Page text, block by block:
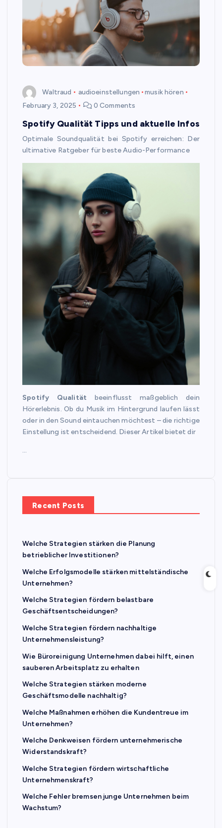
Waltraud audioeinstellungen
musik hören
February 3, 2025
0 Comments
Spotify Qualität Tipps und aktuelle Infos
Optimale Soundqualität bei Spotify erreichen: Der
ultimative Ratgeber für beste Audio-Performance
Spotify Qualität beeinflusst maßgeblich dein
Hörerlebnis. Ob du Musik im Hintergrund laufen lässt
oder in den Sound eintauchen möchtest – die richtige
Einstellung ist entscheidend. Dieser Artikel bietet dir
…
Recent Posts
Welche Strategien stärken die Planung
betrieblicher Investitionen?
Welche Erfolgsmodelle stärken mittelständische
Unternehmen?
Welche Strategien fördern belastbare
Geschäftsentscheidungen?
Welche Strategien fördern nachhaltige
Unternehmensleistung?
Wie Büroreinigung Unternehmen dabei hilft, einen
sauberen Arbeitsplatz zu erhalten
Welche Strategien stärken moderne
Geschäftsmodelle nachhaltig?
Welche Maßnahmen erhöhen die Kundentreue im
Unternehmen?
Welche Denkweisen fördern unternehmerische
Widerstandskraft?
Welche Strategien fördern wirtschaftliche
Unternehmenskraft?
Welche Fehler bremsen junge Unternehmen beim
Wachstum?